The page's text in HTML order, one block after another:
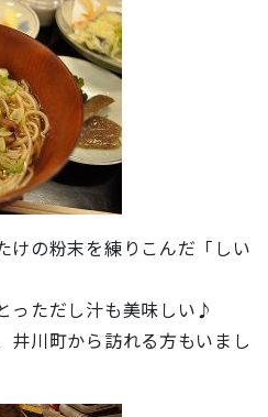
けの粉末を練りこんだ「しい
っただし汁も美味しい♪
井川町から訪れる方もいまし